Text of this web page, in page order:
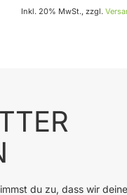
Inkl. 20% MwSt., zzgl.
du zu, dass wir